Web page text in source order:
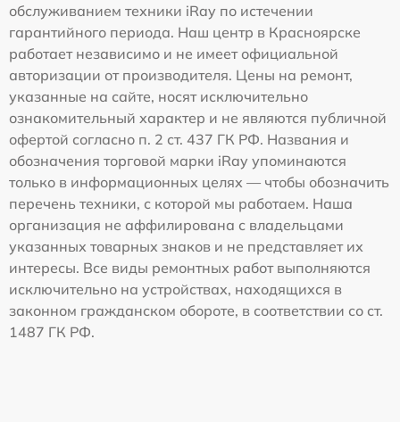
обслуживанием техники iRay по истечении
гарантийного периода. Наш центр в Красноярске
работает независимо и не имеет официальной
авторизации от производителя. Цены на ремонт,
указанные на сайте, носят исключительно
ознакомительный характер и не являются публичной
офертой согласно п. 2 ст. 437 ГК РФ. Названия и
обозначения торговой марки iRay упоминаются
только в информационных целях — чтобы обозначить
перечень техники, с которой мы работаем. Наша
организация не аффилирована с владельцами
указанных товарных знаков и не представляет их
интересы. Все виды ремонтных работ выполняются
исключительно на устройствах, находящихся в
законном гражданском обороте, в соответствии со ст.
1487 ГК РФ.